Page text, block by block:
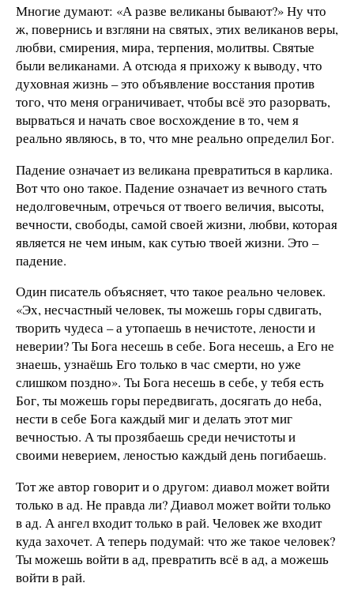
Многие думают: «А разве великаны бывают?» Ну что
ж, повернись и взгляни на святых, этих великанов веры,
любви, смирения, мира, терпения, молитвы. Святые
были великанами. А отсюда я прихожу к выводу, что
духовная жизнь – это объявление восстания против
того, что меня ограничивает, чтобы всё это разорвать,
вырваться и начать свое восхождение в то, чем я
реально являюсь, в то, что мне реально определил Бог.
Падение означает из великана превратиться в карлика.
Вот что оно такое. Падение означает из вечного стать
недолговечным, отречься от твоего величия, высоты,
вечности, свободы, самой своей жизни, любви, которая
является не чем иным, как сутью твоей жизни. Это –
падение.
Один писатель объясняет, что такое реально человек.
«Эх, несчастный человек, ты можешь горы сдвигать,
творить чудеса – а утопаешь в нечистоте, лености и
неверии? Ты Бога несешь в себе. Бога несешь, а Его не
знаешь, узнаёшь Его только в час смерти, но уже
слишком поздно». Ты Бога несешь в себе, у тебя есть
Бог, ты можешь горы передвигать, досягать до неба,
нести в себе Бога каждый миг и делать этот миг
вечностью. А ты прозябаешь среди нечистоты и
своими неверием, леностью каждый день погибаешь.
Тот же автор говорит и о другом: диавол может войти
только в ад. Не правда ли? Диавол может войти только
в ад. А ангел входит только в рай. Человек же входит
куда захочет. А теперь подумай: что же такое человек?
Ты можешь войти в ад, превратить всё в ад, а можешь
войти в рай.